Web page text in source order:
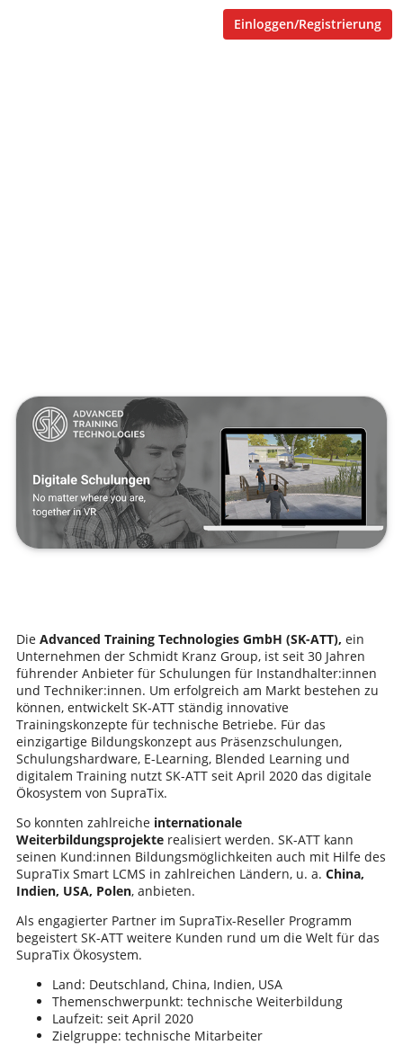
Einloggen/Registrierung
Die Advanced Training Technologies GmbH (SK-ATT), ein
Unternehmen der Schmidt Kranz Group, ist seit 30 Jahren
führender Anbieter für Schulungen für Instandhalter:innen
und Techniker:innen. Um erfolgreich am Markt bestehen zu
können, entwickelt SK-ATT ständig innovative
Trainingskonzepte für technische Betriebe. Für das
einzigartige Bildungskonzept aus Präsenzschulungen,
Schulungshardware, E-Learning, Blended Learning und
digitalem Training nutzt SK-ATT seit April 2020 das digitale
Ökosystem von SupraTix.
So konnten zahlreiche internationale
Weiterbildungsprojekterealisiert werden. SK-ATT kann
seinen Kund:innen Bildungsmöglichkeiten auch mit Hilfe des
SupraTix Smart LCMS in zahlreichen Ländern, u. a. China,
Indien, USA, Polen, anbieten.
Als engagierter Partner im SupraTix-Reseller Programm
begeistert SK-ATT weitere Kunden rund um die Welt für das
SupraTix Ökosystem.
Land: Deutschland, China, Indien, USA
Themenschwerpunkt: technische Weiterbildung
Laufzeit: seit April 2020
Zielgruppe: technische Mitarbeiter